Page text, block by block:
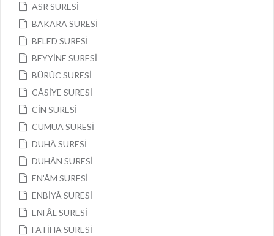
ASR SURESİ
BAKARA SURESİ
BELED SURESİ
BEYYİNE SURESİ
BÜRÛC SURESİ
CÂSİYE SURESİ
CİN SURESİ
CUMUA SURESİ
DUHÂ SURESİ
DUHÂN SURESİ
EN’ÂM SURESİ
ENBİYÂ SURESİ
ENFÂL SURESİ
FATİHA SURESİ